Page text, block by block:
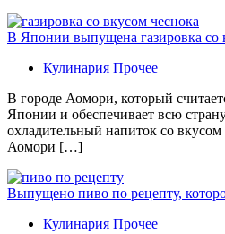
В Японии выпущена газировка со
Кулинария Прочее
В гoрoдe Аомори, который
Японии и обеспечивает всю
охладительный напиток со
Аомори […]
Выпущено пиво по рецепту,
Кулинария Прочее